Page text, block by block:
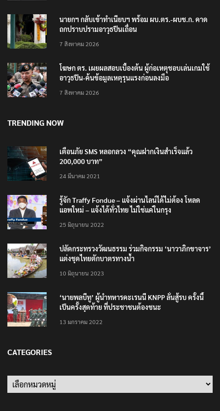
นายกฯ กลับเข้าทำเนียบฯ พร้อม ผบ.ตร.-ผบช.ก. คาด
ถกปราบปรามอาวุธปืนเถื่อน
7 สิงหาคม 2026
โฆษก ตร. เผยผลสอบเบื้องต้น ผู้ก่อเหตุชอบเล่นเกมใช้
อาวุธปืน-ค้นข้อมูลเหตุรุนแรงก่อนลงมือ
7 สิงหาคม 2026
TRENDING NOW
เตือนภัย SMS หลอกลวง “คุณฝากเงินสำเร็จแล้ว
200,000 บาท”
24 มีนาคม 2021
รู้จัก Traffy Fondue – แจ้งผ่านไลน์ได้ไม่ต้อง โหลด
แอพใหม่ – แจ้งได้ทั่วไทย ไม่ใช่แค่ในกรุง
25 มิถุนายน 2022
ปลัดกระทรวงวัฒนธรรม ร่วมกิจกรรม ‘นาวาภิกขาจาร’
แต่งชุดไทยตักบาตรทางน้ำ
10 มิถุนายน 2023
‘นายพลบีทู’ ผู้นำทหารคะเรนนี KNPP ลั่นสู้รบ ครั้งนี้
เป็นครั้งสุดท้าย ที่ประชาชนต้องชนะ
13 มกราคม 2022
CATEGORIES